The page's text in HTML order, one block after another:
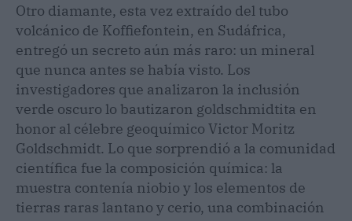
Otro diamante, esta vez extraído del tubo
volcánico de Koffiefontein, en Sudáfrica,
entregó un secreto aún más raro: un mineral
que nunca antes se había visto. Los
investigadores que analizaron la inclusión
verde oscuro lo bautizaron goldschmidtita en
honor al célebre geoquímico Victor Moritz
Goldschmidt. Lo que sorprendió a la comunidad
científica fue la composición química: la
muestra contenía niobio y los elementos de
tierras raras lantano y cerio, una combinación